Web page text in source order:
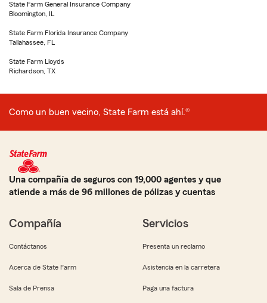
State Farm General Insurance Company
Bloomington, IL
State Farm Florida Insurance Company
Tallahassee, FL
State Farm Lloyds
Richardson, TX
Como un buen vecino, State Farm está ahí.®
Una compañía de seguros con 19,000 agentes y que
atiende a más de 96 millones de pólizas y cuentas
Compañía
Contáctanos
Acerca de State Farm
Sala de Prensa
Servicios
Presenta un reclamo
Asistencia en la carretera
Paga una factura